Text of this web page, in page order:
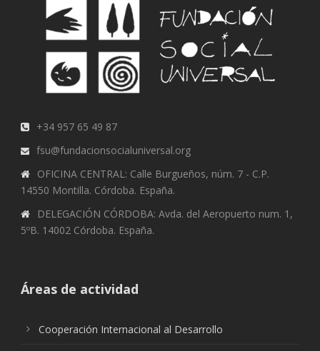
+34 957 65 49 87
fsu@fundacionsocialuniversal.org
OFICINA CENTRAL: Calle Burgueños, núm. 7 - C.P.
14550 Montilla. Córdoba. España.
DELEGACIÓN CÓRDOBA: Avda. del Aeropuerto num. 1,
5ºB. 14002 Córdoba. España.
Áreas de actividad
Cooperación Internacional al Desarrollo